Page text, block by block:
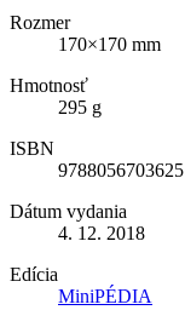
Rozmer
170×170 mm
Hmotnosť
295 g
ISBN
9788056703625
Dátum vydania
4. 12. 2018
Edícia
MiniPÉDIA